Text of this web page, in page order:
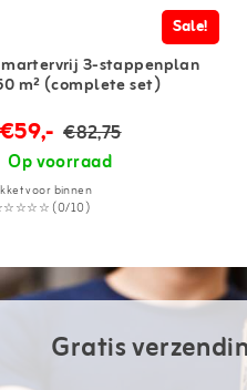
Sale!
3-stappenplan
m² (complete set)
€59,- €82,75
Op voorraad
voor binnen
☆☆☆☆☆ (0/10)
Gratis